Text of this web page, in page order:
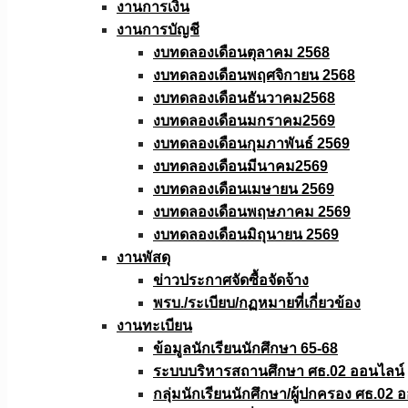
งานการเงิน
งานการบัญชี
งบทดลองเดือนตุลาคม 2568
งบทดลองเดือนพฤศจิกายน 2568
งบทดลองเดือนธันวาคม2568
งบทดลองเดือนมกราคม2569
งบทดลองเดือนกุมภาพันธ์ 2569
งบทดลองเดือนมีนาคม2569
งบทดลองเดือนเมษายน 2569
งบทดลองเดือนพฤษภาคม 2569
งบทดลองเดือนมิถุนายน 2569
งานพัสดุ
ข่าวประกาศจัดซื้อจัดจ้าง
พรบ./ระเบียบ/กฏหมายที่เกี่ยวข้อง
งานทะเบียน
ข้อมูลนักเรียนนักศึกษา 65-68
ระบบบริหารสถานศึกษา ศธ.02 ออนไลน์
กลุ่มนักเรียนนักศึกษา/ผู้ปกครอง ศธ.02